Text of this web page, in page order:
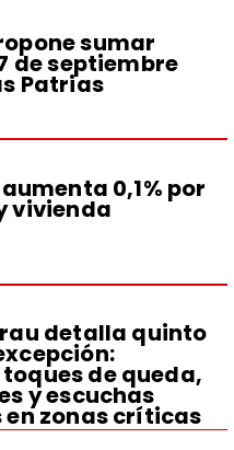
sumar
de septiembre
Patrias
0,1% por
vivienda
detalla quinto
de queda,
y escuchas
zonas críticas